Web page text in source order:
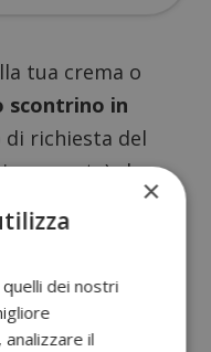
tua crema o
scontrino in
di richiesta del
sua parte) che
seguendo questo
108/L –
insieme alla
×
dei nostri
il